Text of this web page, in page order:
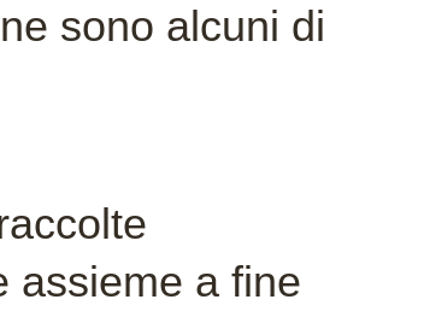
sono alcuni di
assieme a fine